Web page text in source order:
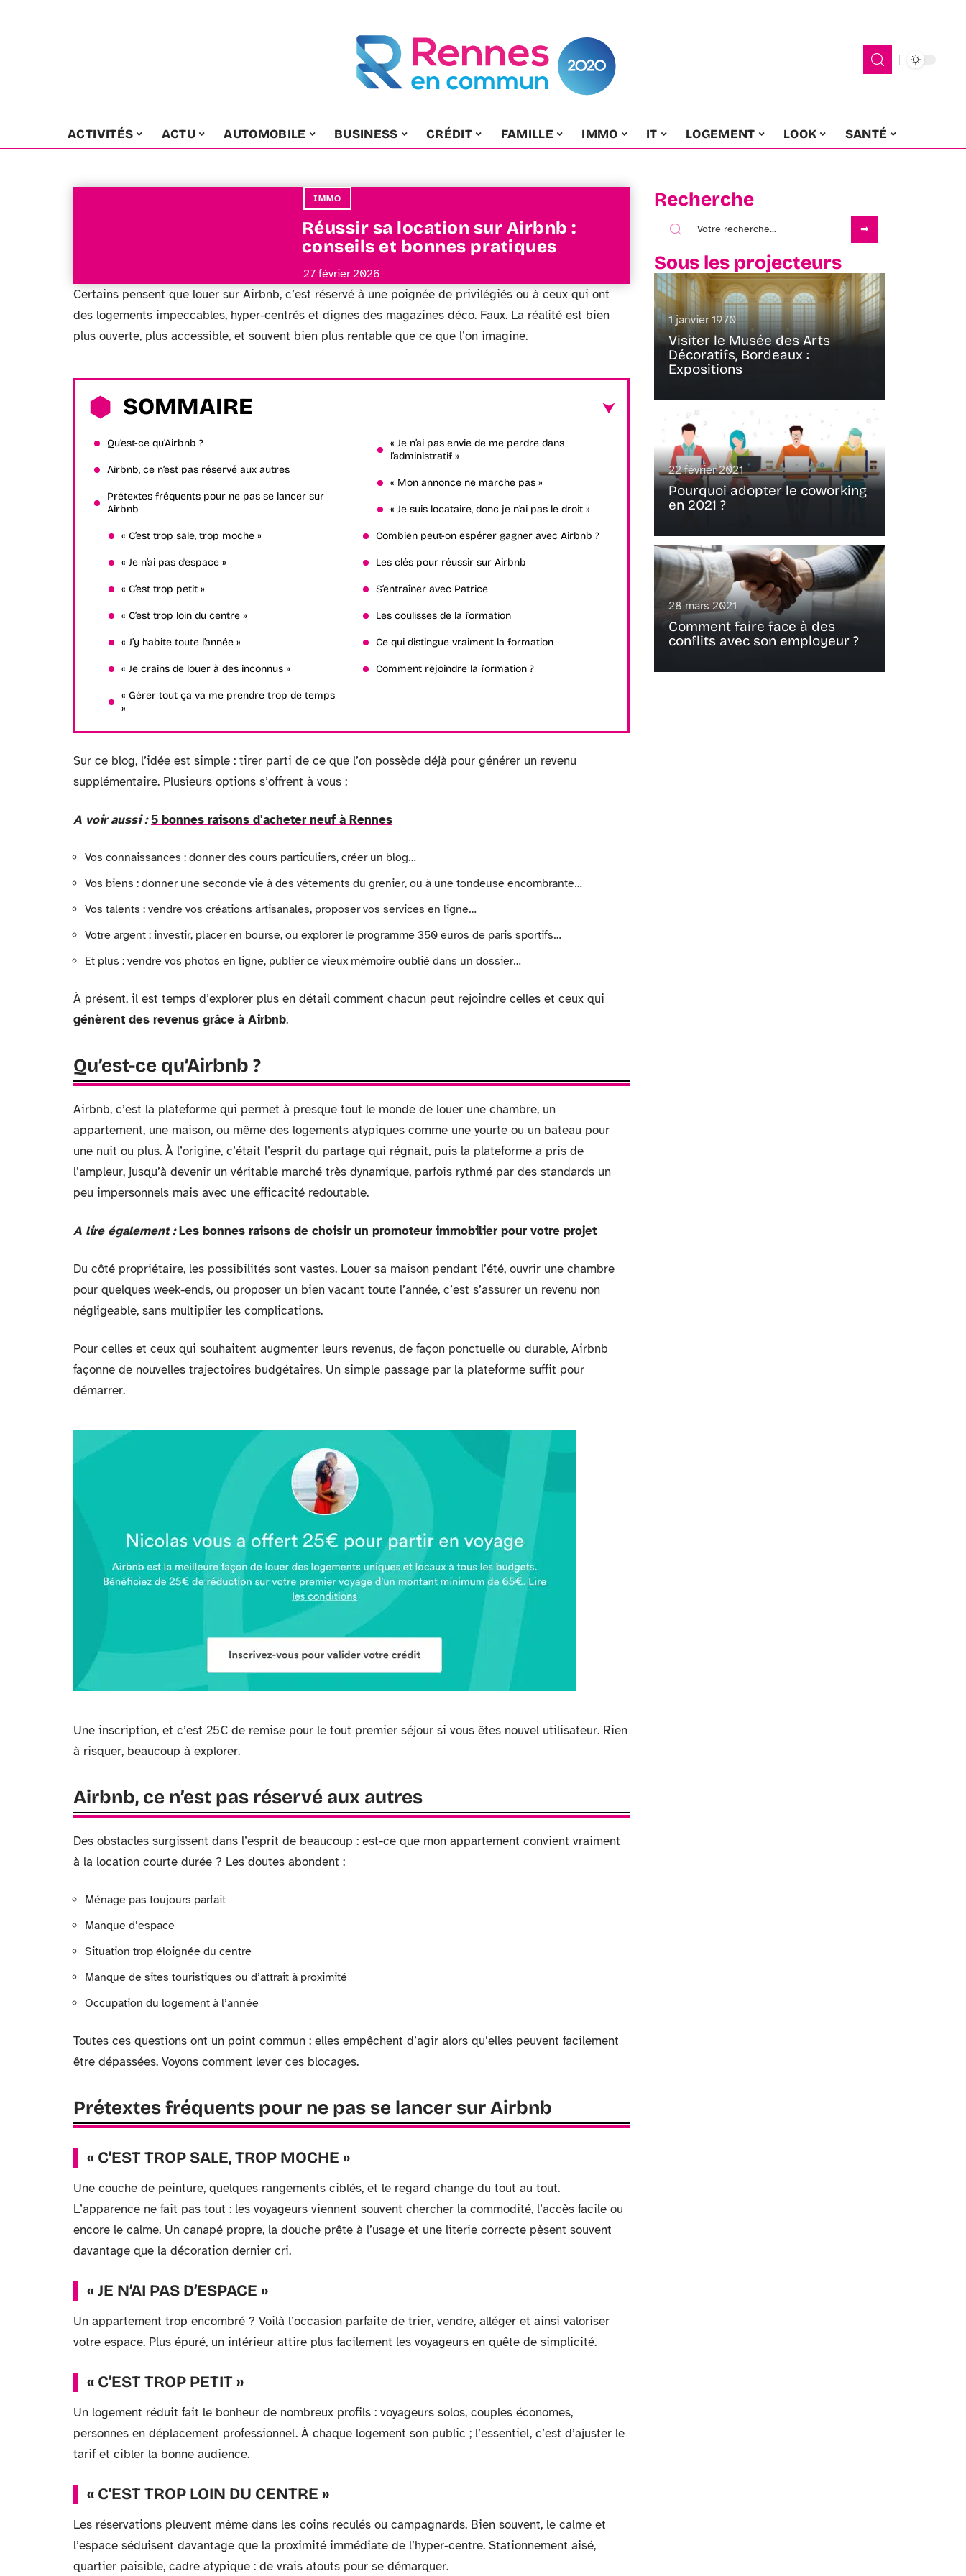
ACTIVITÉS ACTU AUTOMOBILE BUSINESS CRÉDIT FAMILLE IMMO IT LOGEMENT LOOK SANTÉ
IMMO
Réussir sa location sur Airbnb :
conseils et bonnes pratiques
27 février 2026
Certains pensent que louer sur Airbnb, c’est réservé à une poignée de privilégiés ou à ceux qui ont
des logements impeccables, hyper-centrés et dignes des magazines déco. Faux. La réalité est bien
plus ouverte, plus accessible, et souvent bien plus rentable que ce que l’on imagine.
SOMMAIRE
Qu’est-ce qu’Airbnb ?
Airbnb, ce n’est pas réservé aux autres
Prétextes fréquents pour ne pas se lancer sur
Airbnb
« C’est trop sale, trop moche »
« Je n’ai pas d’espace »
« C’est trop petit »
« C’est trop loin du centre »
« J’y habite toute l’année »
« Je crains de louer à des inconnus »
« Gérer tout ça va me prendre trop de temps
»
« Je n’ai pas envie de me perdre dans
l’administratif »
« Mon annonce ne marche pas »
« Je suis locataire, donc je n’ai pas le droit »
Combien peut-on espérer gagner avec Airbnb ?
Les clés pour réussir sur Airbnb
S’entraîner avec Patrice
Les coulisses de la formation
Ce qui distingue vraiment la formation
Comment rejoindre la formation ?
Sur ce blog, l’idée est simple : tirer parti de ce que l’on possède déjà pour générer un revenu
supplémentaire. Plusieurs options s’offrent à vous :
A voir aussi : 5 bonnes raisons d'acheter neuf à Rennes
Vos connaissances : donner des cours particuliers, créer un blog…
Vos biens : donner une seconde vie à des vêtements du grenier, ou à une tondeuse encombrante…
Vos talents : vendre vos créations artisanales, proposer vos services en ligne…
Votre argent : investir, placer en bourse, ou explorer le programme 350 euros de paris sportifs…
Et plus : vendre vos photos en ligne, publier ce vieux mémoire oublié dans un dossier…
À présent, il est temps d’explorer plus en détail comment chacun peut rejoindre celles et ceux qui
génèrent des revenus grâce à Airbnb.
Qu’est-ce qu’Airbnb ?
Airbnb, c’est la plateforme qui permet à presque tout le monde de louer une chambre, un
appartement, une maison, ou même des logements atypiques comme une yourte ou un bateau pour
une nuit ou plus. À l’origine, c’était l’esprit du partage qui régnait, puis la plateforme a pris de
l’ampleur, jusqu’à devenir un véritable marché très dynamique, parfois rythmé par des standards un
peu impersonnels mais avec une efficacité redoutable.
A lire également : Les bonnes raisons de choisir un promoteur immobilier pour votre projet
Du côté propriétaire, les possibilités sont vastes. Louer sa maison pendant l’été, ouvrir une chambre
pour quelques week-ends, ou proposer un bien vacant toute l’année, c’est s’assurer un revenu non
négligeable, sans multiplier les complications.
Pour celles et ceux qui souhaitent augmenter leurs revenus, de façon ponctuelle ou durable, Airbnb
façonne de nouvelles trajectoires budgétaires. Un simple passage par la plateforme suffit pour
démarrer.
Une inscription, et c’est 25€ de remise pour le tout premier séjour si vous êtes nouvel utilisateur. Rien
à risquer, beaucoup à explorer.
Airbnb, ce n’est pas réservé aux autres
Des obstacles surgissent dans l’esprit de beaucoup : est-ce que mon appartement convient vraiment
à la location courte durée ? Les doutes abondent :
Ménage pas toujours parfait
Manque d’espace
Situation trop éloignée du centre
Manque de sites touristiques ou d’attrait à proximité
Occupation du logement à l’année
Toutes ces questions ont un point commun : elles empêchent d’agir alors qu’elles peuvent facilement
être dépassées. Voyons comment lever ces blocages.
Prétextes fréquents pour ne pas se lancer sur Airbnb
« C’EST TROP SALE, TROP MOCHE »
Une couche de peinture, quelques rangements ciblés, et le regard change du tout au tout.
L’apparence ne fait pas tout : les voyageurs viennent souvent chercher la commodité, l’accès facile ou
encore le calme. Un canapé propre, la douche prête à l’usage et une literie correcte pèsent souvent
davantage que la décoration dernier cri.
« JE N’AI PAS D’ESPACE »
Un appartement trop encombré ? Voilà l’occasion parfaite de trier, vendre, alléger et ainsi valoriser
votre espace. Plus épuré, un intérieur attire plus facilement les voyageurs en quête de simplicité.
« C’EST TROP PETIT »
Un logement réduit fait le bonheur de nombreux profils : voyageurs solos, couples économes,
personnes en déplacement professionnel. À chaque logement son public ; l’essentiel, c’est d’ajuster le
tarif et cibler la bonne audience.
« C’EST TROP LOIN DU CENTRE »
Les réservations pleuvent même dans les coins reculés ou campagnards. Bien souvent, le calme et
l’espace séduisent davantage que la proximité immédiate de l’hyper-centre. Stationnement aisé,
quartier paisible, cadre atypique : de vrais atouts pour se démarquer.
Recherche
Sous les projecteurs
1 janvier 1970
Visiter le Musée des Arts
Décoratifs, Bordeaux :
Expositions
22 février 2021
Pourquoi adopter le coworking
en 2021 ?
28 mars 2021
Comment faire face à des
conflits avec son employeur ?